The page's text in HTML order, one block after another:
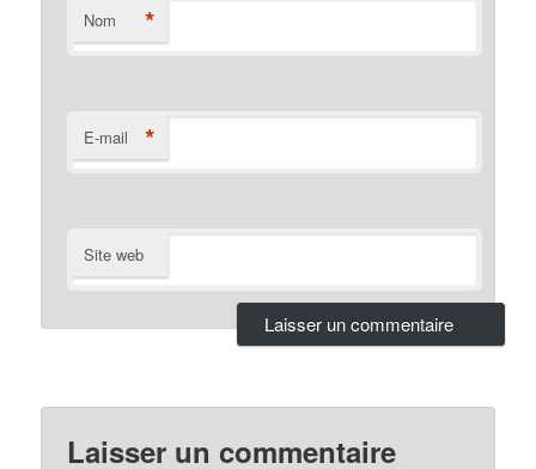
Nom *
E-mail *
Site web
Laisser un commentaire